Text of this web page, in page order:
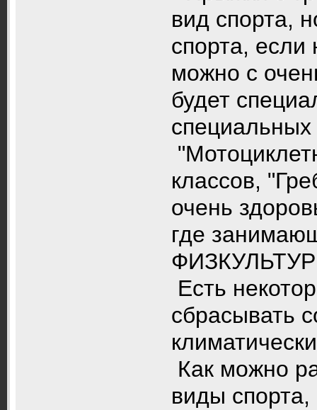
вид спорта,
спорта, если
можно с
будет
специальных
классов,
очень
где
Есть
сбрасывать
Как можно
виды